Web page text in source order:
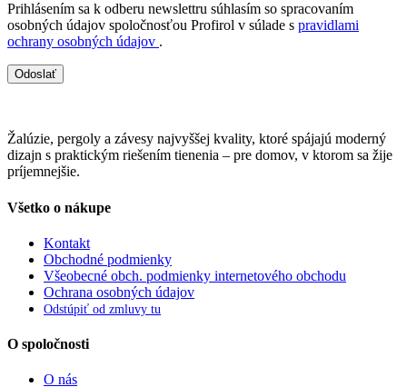
Prihlásením sa k odberu newslettru súhlasím so spracovaním
osobných údajov spoločnosťou Profirol v súlade s pravidlami
ochrany osobných údajov .
Odoslať
Žalúzie, pergoly a závesy najvyššej kvality, ktoré spájajú moderný
dizajn s praktickým riešením tienenia – pre domov, v ktorom sa žije
príjemnejšie.
Všetko o nákupe
Kontakt
Obchodné podmienky
Všeobecné obch. podmienky internetového obchodu
Ochrana osobných údajov
Odstúpiť od zmluvy tu
O spoločnosti
O nás